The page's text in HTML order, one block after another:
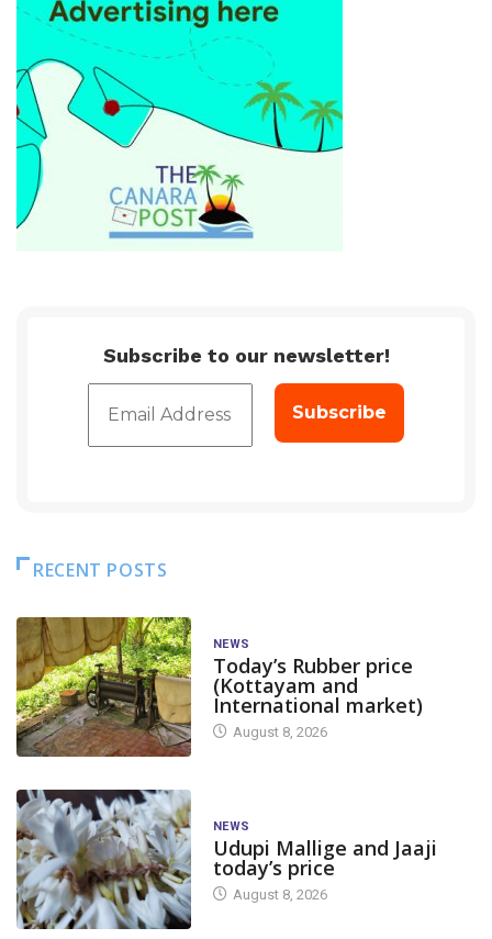
Subscribe to our newsletter!
RECENT POSTS
NEWS
Today’s Rubber price
(Kottayam and
International market)
August 8, 2026
NEWS
Udupi Mallige and Jaaji
today’s price
August 8, 2026